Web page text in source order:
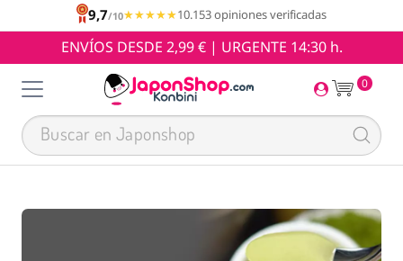
9,7/10★★★★★
★★★★★10.153 opiniones verificadas
ENVÍOS DESDE 2,99 € | URGENTE 14:30 h.
0